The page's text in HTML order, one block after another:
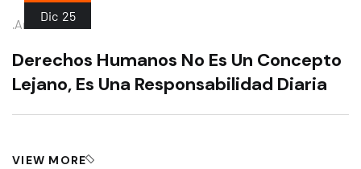
Dic 25
.Artículo
Derechos Humanos No Es Un Concepto
Lejano, Es Una Responsabilidad Diaria
VIEW MORE